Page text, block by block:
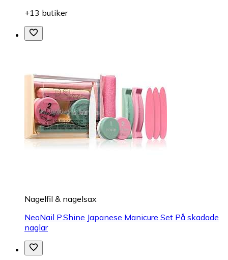
+13 butiker
Nagelfil & nagelsax
NeoNail P.Shine Japanese Manicure Set På skadade
naglar